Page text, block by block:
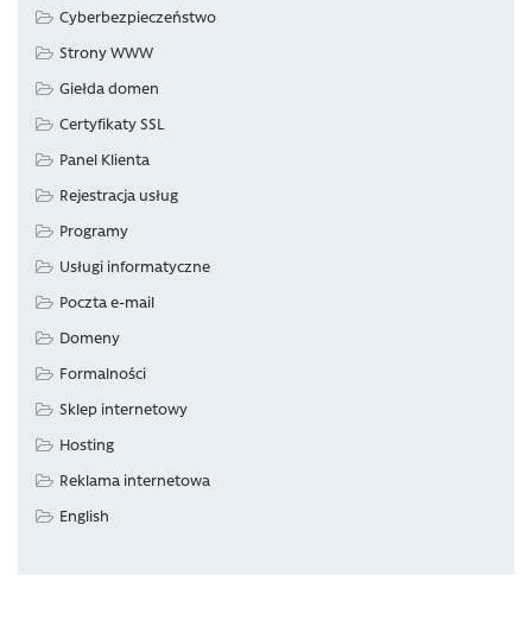
Cyberbezpieczeństwo
Strony WWW
Giełda domen
Certyfikaty SSL
Panel Klienta
Rejestracja usług
Programy
Usługi informatyczne
Poczta e-mail
Domeny
Formalności
Sklep internetowy
Hosting
Reklama internetowa
English